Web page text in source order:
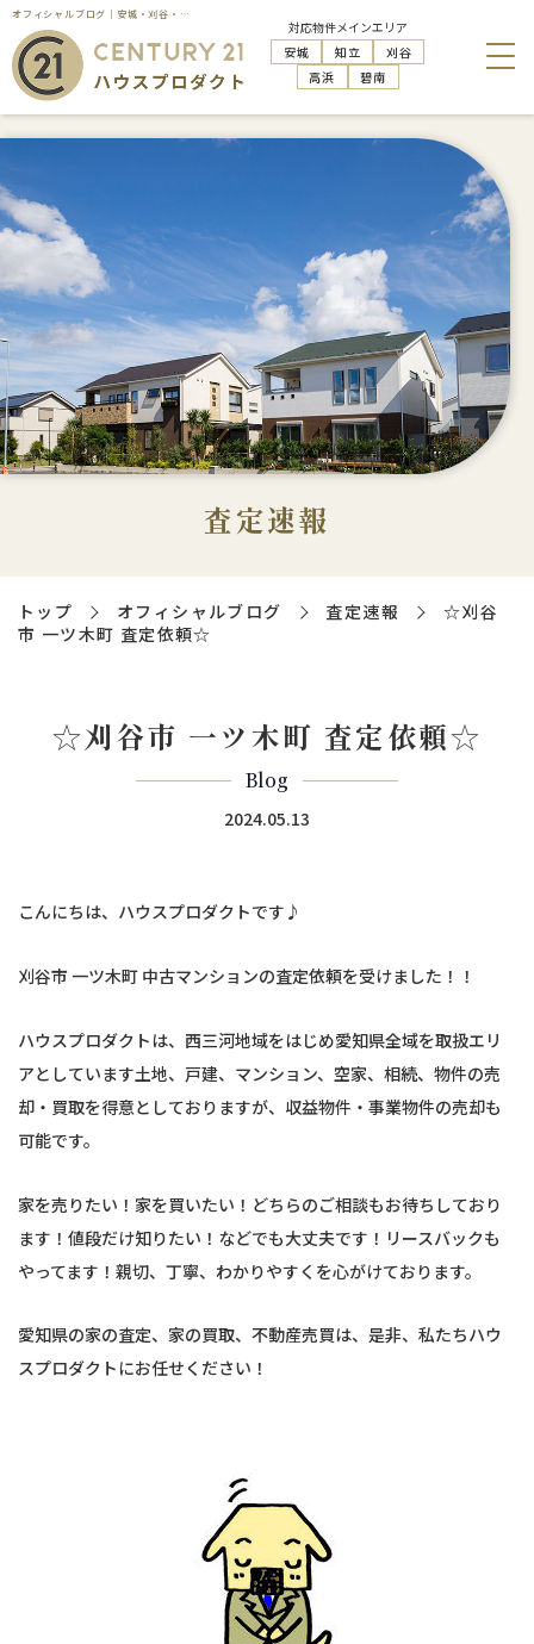
オフィシャルブログ｜安城・刈谷・知立・高浜の不動産売却はハウスプロダクト
対応物件メインエリア
安城
知立
刈谷
高浜
碧南
査定速報
トップ オフィシャルブログ 査定速報
☆刈谷
市 一ツ木町 査定依頼☆
☆刈谷市 一ツ木町 査定依頼☆
Blog
2024.05.13
こんにちは、ハウスプロダクトです♪
刈谷市 一ツ木町 中古マンションの査定依頼を受けました！！
ハウスプロダクトは、西三河地域をはじめ愛知県全域を取扱エリ
アとしています土地、戸建、マンション、空家、相続、物件の売
却・買取を得意としておりますが、収益物件・事業物件の売却も
可能です。
家を売りたい！家を買いたい！どちらのご相談もお待ちしており
ます！値段だけ知りたい！などでも大丈夫です！リースバックも
やってます！親切、丁寧、わかりやすくを心がけております。
愛知県の家の査定、家の買取、不動産売買は、是非、私たちハウ
スプロダクトにお任せください！